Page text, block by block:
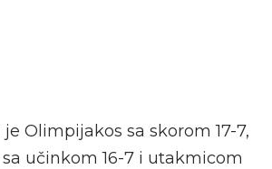
Olimpijakos sa skorom 17-7,
učinkom 16-7 i utakmicom